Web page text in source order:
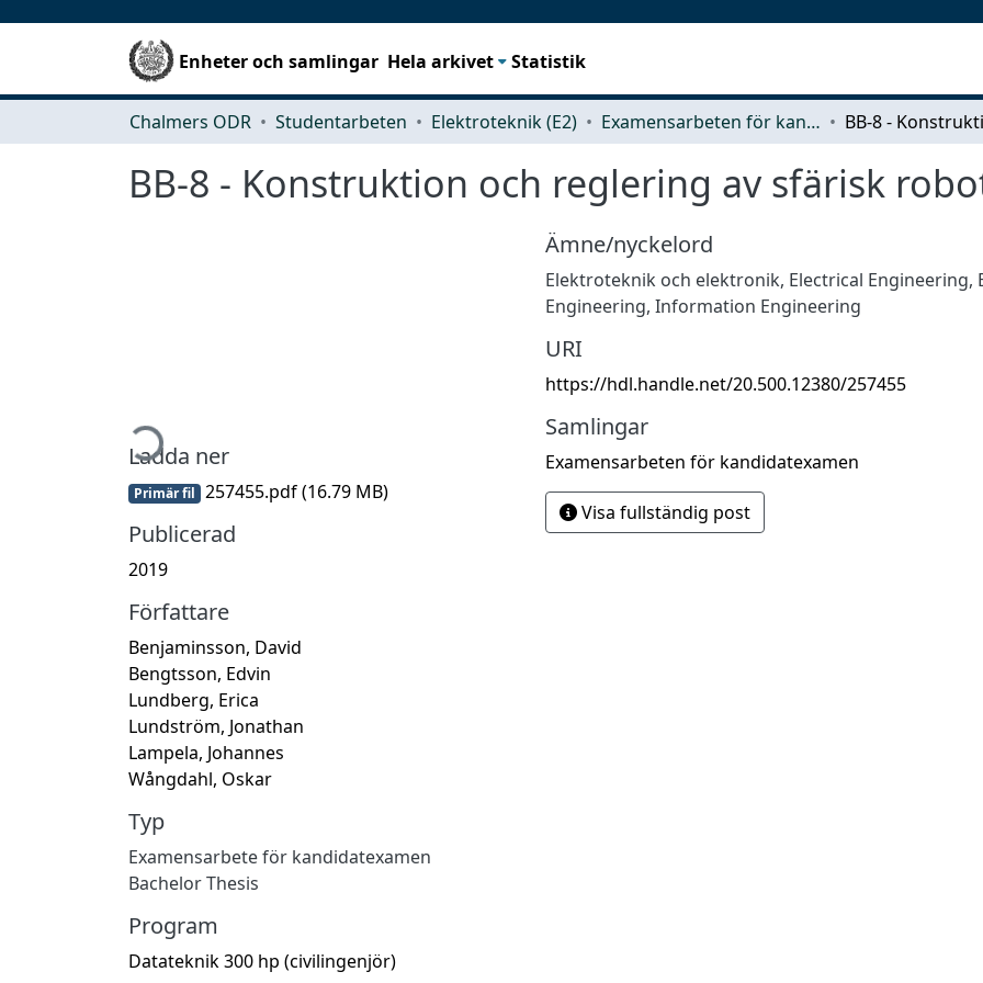
Enheter och samlingar Hela arkivet Statistik
Chalmers ODR Studentarbeten Elektroteknik (E2) Examensarbeten för kandidatexamen
BB-8 - Konstruktion och reglering av sfärisk
Hämtar...
Ladda ner
Primär fil 257455.pdf(16.79 MB)
Publicerad
2019
Författare
Benjaminsson, David
Bengtsson, Edvin
Lundberg, Erica
Lundström, Jonathan
Lampela, Johannes
Wångdahl, Oskar
Typ
Examensarbete för kandidatexamen
Bachelor Thesis
Program
Datateknik 300 hp (civilingenjör)
Ämne/nyckelord
Elektroteknik och elektronik, Electrical Engineering,
Engineering, Information Engineering
URI
https://hdl.handle.net/20.500.12380/257455
Samlingar
Examensarbeten för kandidatexamen
Visa fullständig post